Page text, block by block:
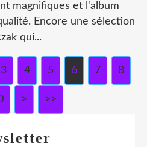
magnifiques et l'album
Encore une sélection
qui...
3 4 5 6 7 8
> >>